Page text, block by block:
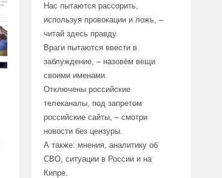
Нас пытаются рассорить,
используя провокации и ложь, –
читай здесь правду.
Враги пытаются ввести в
заблуждение, – назовём вещи
своими именами.
Отключены российские
телеканалы, под запретом
российские сайты, – смотри
новости без цензуры.
А также: мнения, аналитику об
СВО, ситуации в России и на
Кипре.